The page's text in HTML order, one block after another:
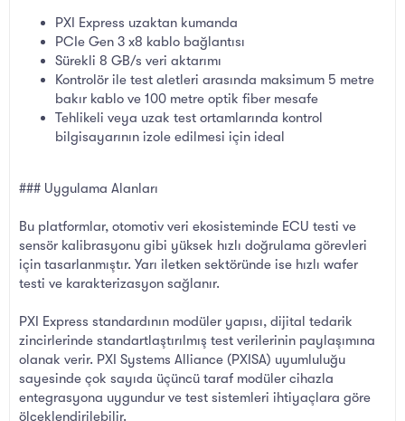
PXI Express uzaktan kumanda
PCIe Gen 3 x8 kablo bağlantısı
Sürekli 8 GB/s veri aktarımı
Kontrolör ile test aletleri arasında maksimum 5 metre
bakır kablo ve 100 metre optik fiber mesafe
Tehlikeli veya uzak test ortamlarında kontrol
bilgisayarının izole edilmesi için ideal
### Uygulama Alanları
Bu platformlar, otomotiv veri ekosisteminde ECU testi ve
sensör kalibrasyonu gibi yüksek hızlı doğrulama görevleri
için tasarlanmıştır. Yarı iletken sektöründe ise hızlı wafer
testi ve karakterizasyon sağlanır.
PXI Express standardının modüler yapısı, dijital tedarik
zincirlerinde standartlaştırılmış test verilerinin paylaşımına
olanak verir. PXI Systems Alliance (PXISA) uyumluluğu
sayesinde çok sayıda üçüncü taraf modüler cihazla
entegrasyona uygundur ve test sistemleri ihtiyaçlara göre
ölçeklendirilebilir.